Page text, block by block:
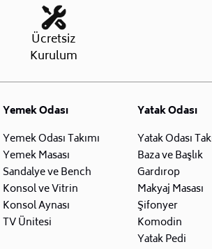
Ücretsiz
Kurulum
Yemek Odası
Yemek Odası Takımı
Yemek Masası
Sandalye ve Bench
Konsol ve Vitrin
Konsol Aynası
TV Ünitesi
Yatak Odası
Yatak Odası
Baza ve Başlık
Gardırop
Makyaj Masası
Şifonyer
Komodin
Yatak Pedi